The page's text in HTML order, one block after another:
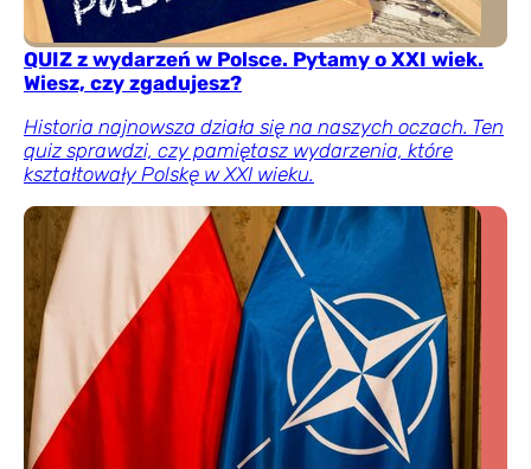
QUIZ z wydarzeń w Polsce. Pytamy o XXI wiek.
Wiesz, czy zgadujesz?
Historia najnowsza działa się na naszych oczach. Ten
quiz sprawdzi, czy pamiętasz wydarzenia, które
kształtowały Polskę w XXI wieku.